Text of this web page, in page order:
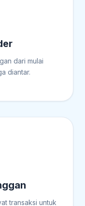
dari mulai
diantar.
transaksi untuk